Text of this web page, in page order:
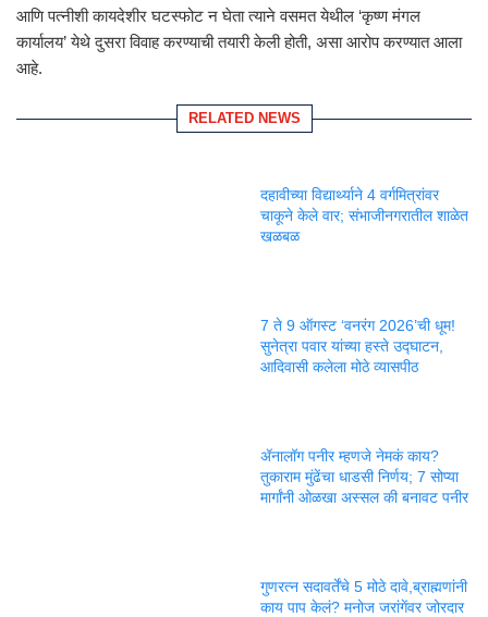
आणि पत्नीशी कायदेशीर घटस्फोट न घेता त्याने वसमत येथील ‘कृष्ण मंगल
कार्यालय’ येथे दुसरा विवाह करण्याची तयारी केली होती, असा आरोप करण्यात आला
आहे.
RELATED NEWS
दहावीच्या विद्यार्थ्याने 4 वर्गमित्रांवर
चाकूने केले वार; संभाजीनगरातील शाळेत
खळबळ
7 ते 9 ऑगस्ट ‘वनरंग 2026’ची धूम!
सुनेत्रा पवार यांच्या हस्ते उद्घाटन,
आदिवासी कलेला मोठे व्यासपीठ
ॲनालॉग पनीर म्हणजे नेमकं काय?
तुकाराम मुंढेंचा धाडसी निर्णय; 7 सोप्या
मार्गांनी ओळखा अस्सल की बनावट पनीर
गुणरत्न सदावर्तेंचे 5 मोठे दावे,ब्राह्मणांनी
काय पाप केलं? मनोज जरांगेंवर जोरदार